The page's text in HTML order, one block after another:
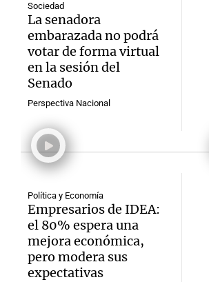
Sociedad
La senadora
embarazada no podrá
votar de forma virtual
en la sesión del
Senado
Perspectiva Nacional
Política y Economía
Empresarios de IDEA:
el 80% espera una
mejora económica,
pero modera sus
expectativas